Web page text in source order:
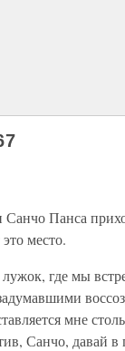
Панса
это место.
где мы
мне
Санчо, давай в